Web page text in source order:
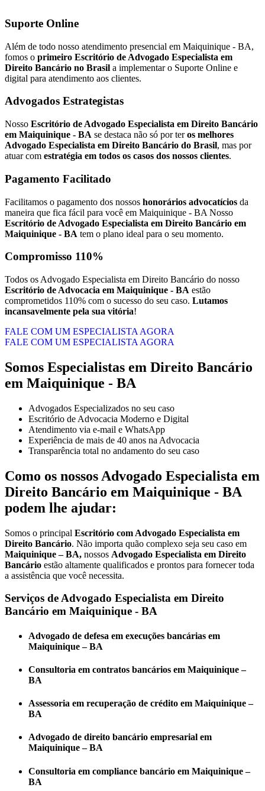
Suporte Online
Além de todo nosso atendimento presencial em Maiquinique - BA,
fomos o primeiro Escritório de Advogado Especialista em
Direito Bancário no Brasil a implementar o Suporte Online e
digital para atendimento aos clientes.
Advogados Estrategistas
Nosso Escritório de Advogado Especialista em Direito Bancário
em Maiquinique - BA se destaca não só por teros melhores
Advogado Especialista em Direito Bancário do Brasil, mas por
atuar com estratégia em todos os casos dos nossos clientes.
Pagamento Facilitado
Facilitamos o pagamento dos nossos honorários advocatícios da
maneira que fica fácil para você em Maiquinique - BA Nosso
Escritório de Advogado Especialista em Direito Bancário em
Maiquinique - BA tem o plano ideal para o seu momento.
Compromisso 110%
Todos os Advogado Especialista em Direito Bancário do nosso
Escritório de Advocacia em Maiquinique - BA estão
comprometidos 110% com o sucesso do seu caso. Lutamos
incansavelmente pela sua vitória!
FALE COM UM ESPECIALISTA AGORA
FALE COM UM ESPECIALISTA AGORA
Somos Especialistas em Direito Bancário
em Maiquinique - BA
Advogados Especializados no seu caso
Escritório de Advocacia Moderno e Digital
Atendimento via e-mail e WhatsApp
Experiência de mais de 40 anos na Advocacia
Transparência total no andamento do seu caso
Como os nossos Advogado Especialista em
Direito Bancário em Maiquinique - BA
podem lhe ajudar:
Somos o principal Escritório com Advogado Especialista em
Direito Bancário. Não importa quão complexo seja seu caso em
Maiquinique – BA, nossos Advogado Especialista em Direito
Bancário estão altamente qualificados e prontos para fornecer toda
a assistência que você necessita.
Serviços de Advogado Especialista em Direito
Bancário em Maiquinique - BA
Advogado de defesa em execuções bancárias em
Maiquinique – BA
Consultoria em contratos bancários em Maiquinique –
BA
Assessoria em recuperação de crédito em Maiquinique –
BA
Advogado de direito bancário empresarial em
Maiquinique – BA
Consultoria em compliance bancário em Maiquinique –
BA